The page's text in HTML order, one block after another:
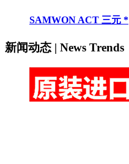
SAMWON ACT 三元 *
新闻动态 | News Trends